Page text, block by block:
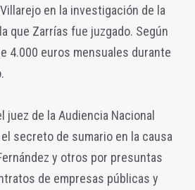
en la investigación de la
que Zarrías fue juzgado. Según
4.000 euros mensuales durante
juez de la Audiencia Nacional
secreto de sumario en la causa
y otros por presuntas
de empresas públicas y